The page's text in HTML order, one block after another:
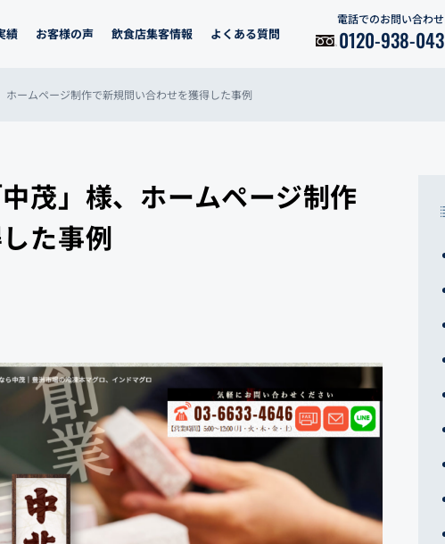
績 お客様の声 飲食店集客情報 よくある質問
電話でのお問い合わせ
0120-938-043
ホームページ制作で新規問い合わせを獲得した事例
茂」様、ホームページ制作
た事例